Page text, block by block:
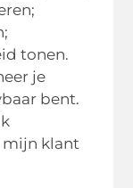
tonen.
je
bent.
mijn klant